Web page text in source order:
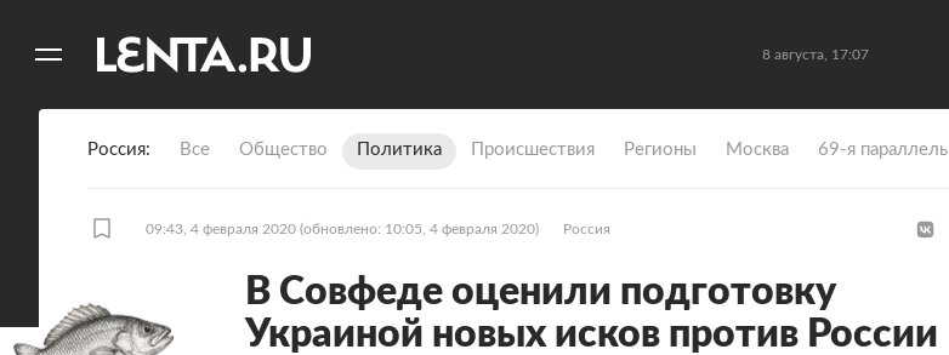
8 августа, 17:07
Россия Все Общество Политика Происшествия Регионы Москва 69-я параллель
09:43, 4 февраля 2020 (обновлено: 10:05, 4 февраля 2020) Россия
В Совфеде оценили подготовку
Украиной новых исков против России